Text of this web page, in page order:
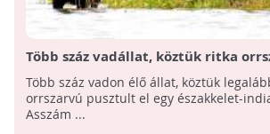
Több száz vadállat, köztük ritka
pusztultak el egy indiai áradásban
Több száz vadon élő állat, köztük
orrszarvú pusztult el egy északkelet-
Asszám ...